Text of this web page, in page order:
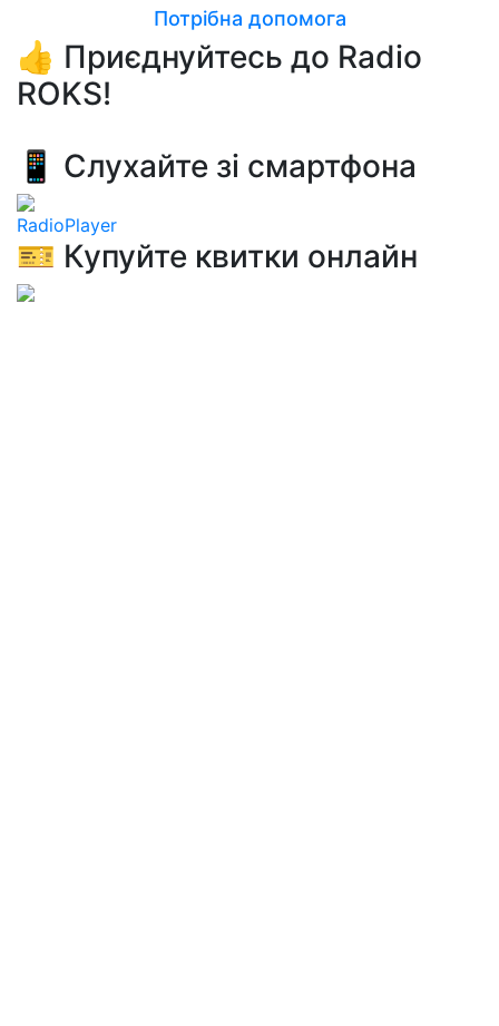
Потрібна допомога
👍 Приєднуйтесь до Radio
ROKS!
📱 Слухайте зі смартфона
RadioPlayer
🎫 Купуйте квитки онлайн